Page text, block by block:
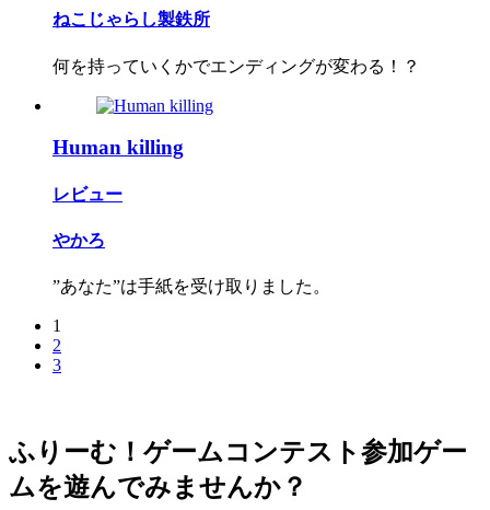
ねこじゃらし製鉄所
何を持っていくかでエンディングが変わる！？
Human killing
レビュー
やかろ
”あなた”は手紙を受け取りました。
1
2
3
ふりーむ！ゲームコンテスト参加ゲー
ムを遊んでみませんか？